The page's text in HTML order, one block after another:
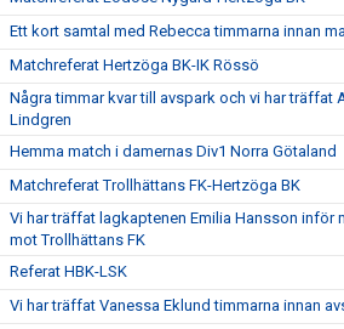
Ett kort samtal med Rebecca timmarna innan
Matchreferat Hertzöga BK-IK Rössö
Några timmar kvar till avspark och vi har träffat
Lindgren
Hemma match i damernas Div1 Norra Götaland
Matchreferat Trollhättans FK-Hertzöga BK
Vi har träffat lagkaptenen Emilia Hansson inför
mot Trollhättans FK
Referat HBK-LSK
Vi har träffat Vanessa Eklund timmarna innan